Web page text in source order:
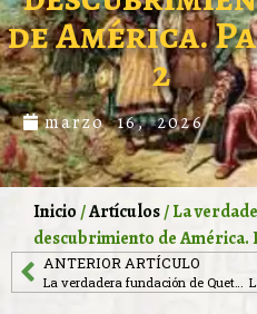
de América.
2
marzo 16, 2026
Inicio/Artículos/ La
descubrimiento de América.
ANTERIOR ARTÍCULO